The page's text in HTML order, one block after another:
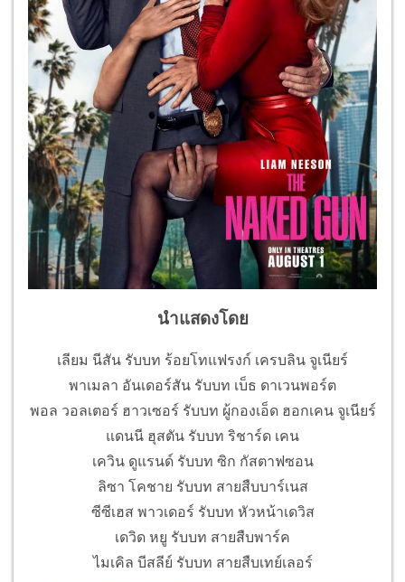
นำแสดงโดย
เลียม นีสัน รับบท ร้อยโทแฟรงก์ เครบลิน จูเนียร์
พาเมลา อันเดอร์สัน รับบท เบ็ธ ดาเวนพอร์ต
พอล วอลเตอร์ ฮาวเซอร์ รับบท ผู้กองเอ็ด ฮอกเคน จูเนียร์
แดนนี ฮุสตัน รับบท ริชาร์ด เคน
เควิน ดูแรนด์ รับบท ซิก กัสตาฟซอน
ลิซา โคชาย รับบท สายสืบบาร์เนส
ซีซีเฮส พาวเดอร์ รับบท หัวหน้าเดวิส
เดวิด หยู รับบท สายสืบพาร์ค
ไมเคิล บีสลีย์ รับบท สายสืบเทย์เลอร์